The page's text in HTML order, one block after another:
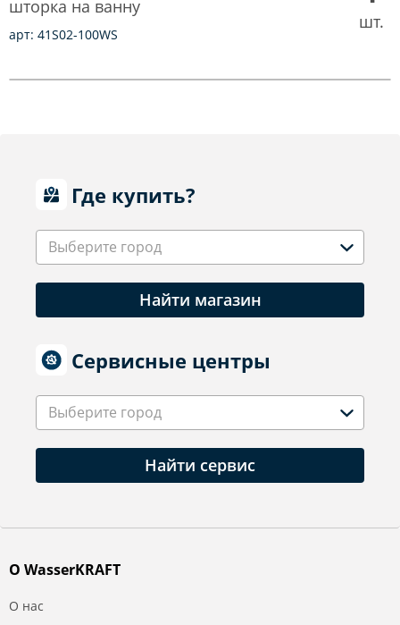
шторка на ванну
арт: 41S02-100WS
шт.
Где купить?
Выберите город
Найти магазин
Сервисные центры
Выберите город
Найти сервис
О WasserKRAFT
О нас